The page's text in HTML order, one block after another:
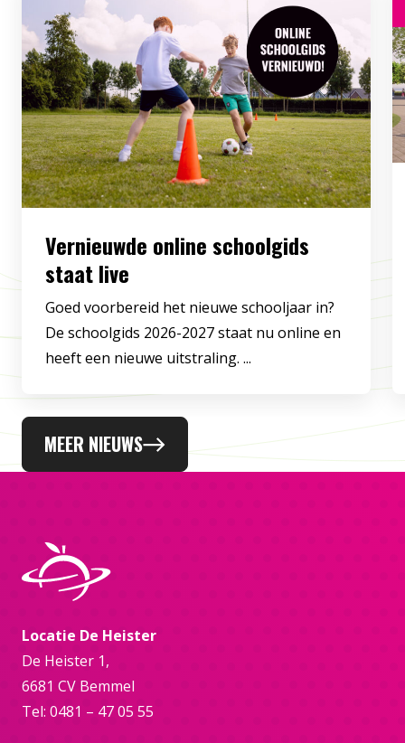
Vernieuwde online schoolgids
staat live
Goed voorbereid het nieuwe schooljaar in?
De schoolgids 2026-2027 staat nu online en
heeft een nieuwe uitstraling. ...
MEER NIEUWS
Locatie De Heister
De Heister 1,
6681 CV Bemmel
Tel: 0481 – 47 05 55